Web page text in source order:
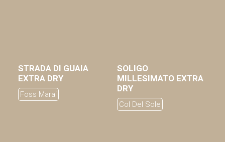
AGGIUNGI AL CARRELLO
STRADA DI GUAIA
EXTRA DRY
Foss Marai
AGGIUNGI AL CARRELLO
SOLIGO
MILLESIMATO EXTRA
DRY
Col Del Sole